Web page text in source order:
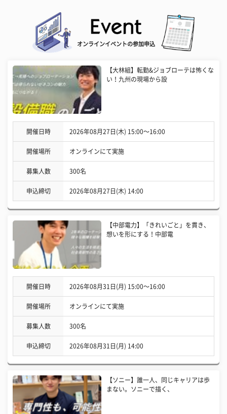
オンラインイベントの参加申込
【大林組】転勤&ジョブローテは怖くな
い！九州の現場から設
開催日時 2026年08月27日(木) 15:00〜16:00
開催場所 オンラインにて実施
募集人数 300名
申込締切 2026年08月27日(木) 14:00
【中部電力】「きれいごと」を貫き、
想いを形にする！中部電
開催日時 2026年08月31日(月) 15:00〜16:00
開催場所 オンラインにて実施
募集人数 300名
申込締切 2026年08月31日(月) 14:00
【ソニー】誰一人、同じキャリアは歩
まない。ソニーで描く、